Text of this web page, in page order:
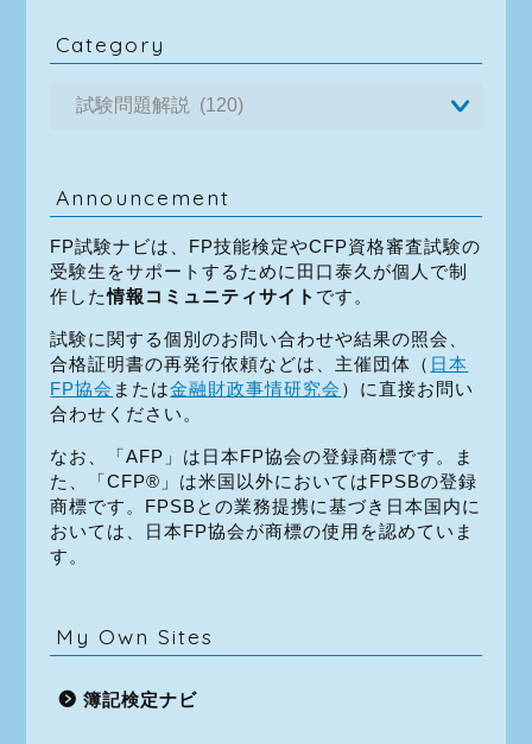
Category
Announcement
FP試験ナビは、FP技能検定やCFP資格審査試験の
受験生をサポートするために田口泰久が個人で制
作した情報コミュニティサイト です。
試験に関する個別のお問い合わせや結果の照会、
合格証明書の再発行依頼などは、主催団体（ 日本
FP協会 または金融財政事情研究会 ）に直接お問い
合わせください。
なお、「AFP」は日本FP協会の登録商標です。ま
た、「CFP®」は米国以外においてはFPSBの登録
商標です。FPSBとの業務提携に基づき日本国内に
おいては、日本FP協会が商標の使用を認めていま
す。
My Own Sites
簿記検定ナビ